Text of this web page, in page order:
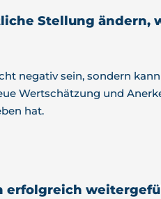
Stellung ändern,
negativ sein, sondern
Wertschätzung und
hat.
erfolgreich